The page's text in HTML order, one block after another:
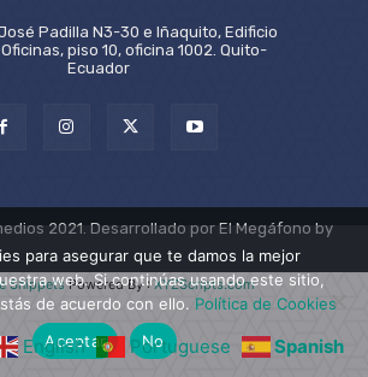
Padilla N3-30 e Iñaquito, Edificio
piso 10, oficina 1002. Quito-
Ecuador
2021. Desarrollado por El Megáfono by
English Portuguese Spanish
SnippetsPowered By :XYZScripts.com
para asegurar que te damos la mejor
web. Si continúas usando este sitio,
de acuerdo con ello. Política de Cookies
Aceptar
No